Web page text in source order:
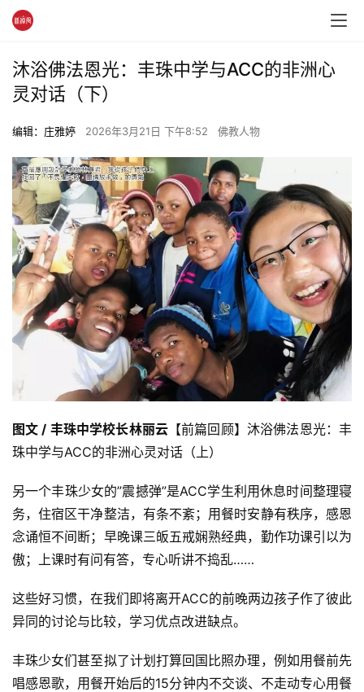
沐浴佛法恩光：丰珠中学与ACC的非洲心
灵对话（下）
编辑：庄雅婷 2026年3月21日 下午8:52 佛教人物
图文 / 丰珠中学校长林丽云 【前篇回顾】沐浴佛法恩光：丰
珠中学与ACC的非洲心灵对话（上）
另一个丰珠少女的”震撼弹”是ACC学生利用休息时间整理寝
务，住宿区干净整洁，有条不紊；用餐时安静有秩序，感恩
念诵恒不间断；早晚课三皈五戒娴熟经典，勤作功课引以为
傲；上课时有问有答，专心听讲不捣乱……
这些好习惯，在我们即将离开ACC的前晚两边孩子作了彼此
异同的讨论与比较，学习优点改进缺点。
丰珠少女们甚至拟了计划打算回国比照办理，例如用餐前先
唱感恩歌，用餐开始后的15分钟内不交谈、不走动专心用餐